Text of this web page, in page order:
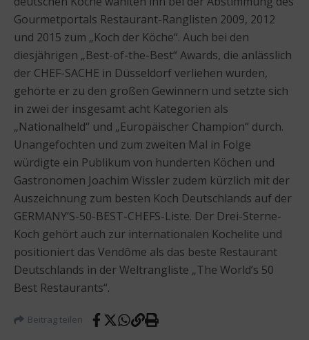
Gourmetportals Restaurant-Ranglisten 2009, 2012
und 2015 zum „Koch der Köche“. Auch bei den
diesjährigen „Best-of-the-Best“ Awards, die anlässlich
der CHEF-SACHE in Düsseldorf verliehen wurden,
gehörte er zu den großen Gewinnern und setzte sich
in zwei der insgesamt acht Kategorien als
„Nationalheld“ und „Europäischer Champion“ durch.
Unangefochten und zum zweiten Mal in Folge
würdigte ein Publikum von hunderten Köchen und
Gastronomen Joachim Wissler zudem kürzlich mit der
Auszeichnung zum besten Koch Deutschlands auf der
GERMANY’S-50-BEST-CHEFS-Liste. Der Drei-Sterne-
Koch gehört auch zur internationalen Kochelite und
positioniert das Vendôme als das beste Restaurant
Deutschlands in der Weltrangliste „The World’s 50
Best Restaurants“.
Beitrag teilen